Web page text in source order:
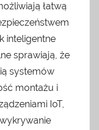
łatwą
inteligentne
sprawiają, że
systemów
montażu i
IoT,